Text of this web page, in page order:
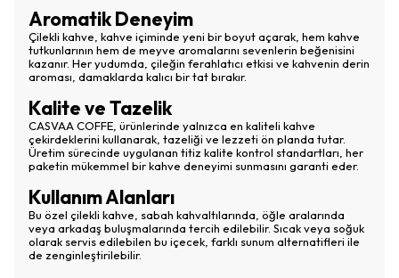
Aromatik Deneyim
Çilekli kahve, kahve içiminde yeni bir boyut açarak, hem kahve
tutkunlarının hem de meyve aromalarını sevenlerin beğenisini
kazanır. Her yudumda, çileğin ferahlatıcı etkisi ve kahvenin derin
aroması, damaklarda kalıcı bir tat bırakır.
Kalite ve Tazelik
CASVAA COFFE, ürünlerinde yalnızca en kaliteli kahve
çekirdeklerini kullanarak, tazeliği ve lezzeti ön planda tutar.
Üretim sürecinde uygulanan titiz kalite kontrol standartları, her
paketin mükemmel bir kahve deneyimi sunmasını garanti eder.
Kullanım Alanları
Bu özel çilekli kahve, sabah kahvaltılarında, öğle aralarında
veya arkadaş buluşmalarında tercih edilebilir. Sıcak veya soğuk
olarak servis edilebilen bu içecek, farklı sunum alternatifleri ile
de zenginleştirilebilir.